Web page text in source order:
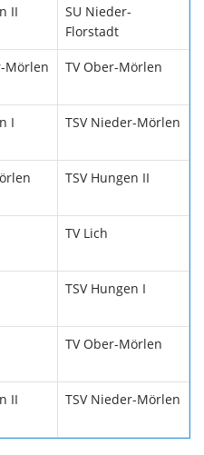
II
SU Nieder-
Florstadt
Mörlen TV Ober-Mörlen
I TSV Nieder-Mörlen
TSV Hungen II
TV Lich
TSV Hungen I
TV Ober-Mörlen
II TSV Nieder-Mörlen